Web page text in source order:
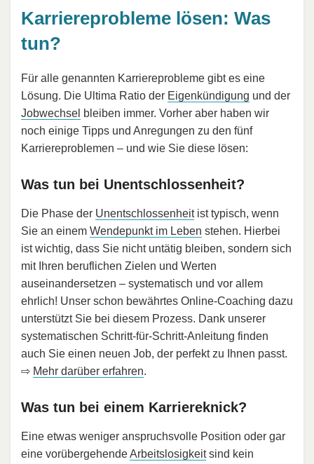
Karriereprobleme lösen: Was
tun?
Für alle genannten Karriereprobleme gibt es eine
Lösung. Die Ultima Ratio der Eigenkündigung und der
Jobwechsel bleiben immer. Vorher aber haben wir
noch einige Tipps und Anregungen zu den fünf
Karriereproblemen – und wie Sie diese lösen:
Was tun bei Unentschlossenheit?
Die Phase der Unentschlossenheitist typisch, wenn
Sie an einem Wendepunkt im Leben stehen. Hierbei
ist wichtig, dass Sie nicht untätig bleiben, sondern sich
mit Ihren beruflichen Zielen und Werten
auseinandersetzen – systematisch und vor allem
ehrlich! Unser schon bewährtes Online-Coaching dazu
unterstützt Sie bei diesem Prozess. Dank unserer
systematischen Schritt-für-Schritt-Anleitung finden
auch Sie einen neuen Job, der perfekt zu Ihnen passt.
⇨ Mehr darüber erfahren.
Was tun bei einem Karriereknick?
Eine etwas weniger anspruchsvolle Position oder gar
eine vorübergehendeArbeitslosigkeitsind kein